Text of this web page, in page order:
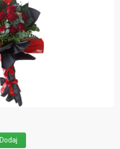
Dodaj